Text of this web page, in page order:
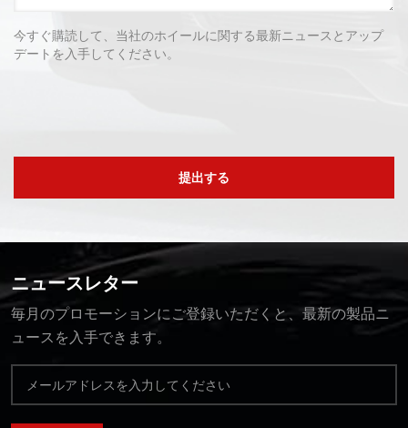
今すぐ購読して、当社のホイールに関する最新ニュースとアップ
デートを入手してください。
提出する
ニュースレター
毎月のプロモーションにご登録いただくと、最新の製品ニ
ュースを入手できます。